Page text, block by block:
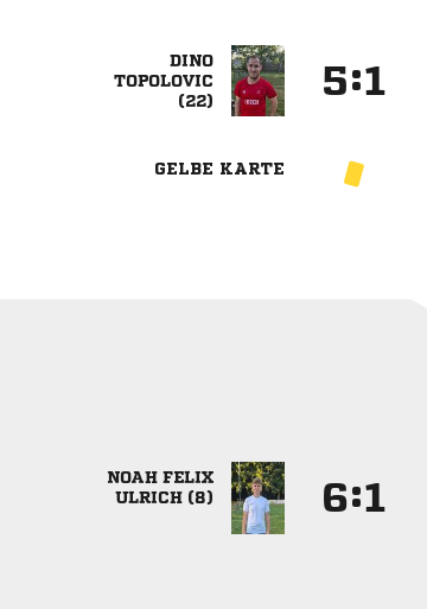



:
GELBE KARTE
 
 
: